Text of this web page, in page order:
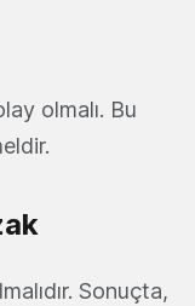
olmalı. Bu
Sonuçta,